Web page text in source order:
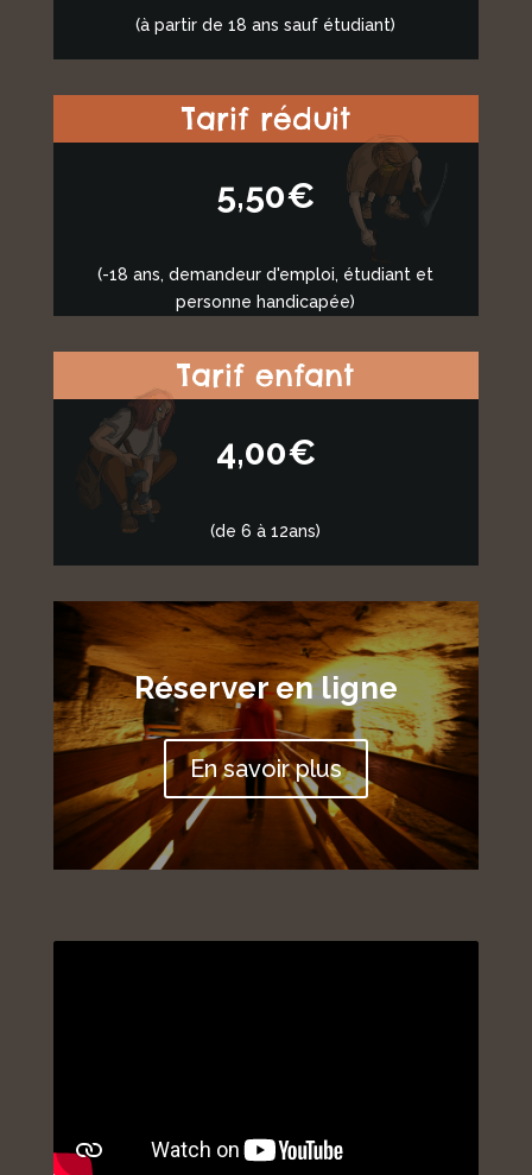
(à partir de 18 ans sauf étudiant)
Tarif réduit
5,50€
(-18 ans, demandeur d'emploi, étudiant et
personne handicapée)
Tarif enfant
4,00€
(de 6 à 12ans)
Réserver en ligne
En savoir plus